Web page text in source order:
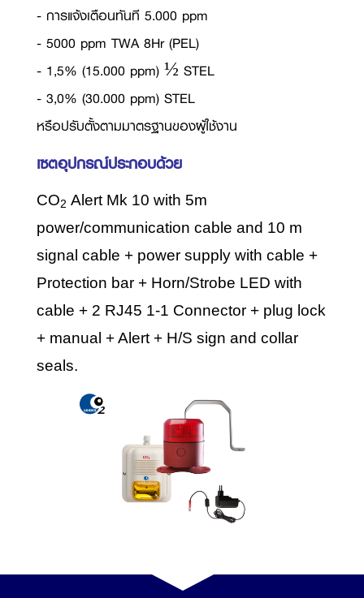
- การแจ้งเตือนทันที 5.000 ppm
- 5000 ppm TWA 8Hr (PEL)
- 1,5% (15.000 ppm) ½ STEL
- 3,0% (30.000 ppm) STEL
หรือปรับตั้งตามมาตรฐานของผู้ใช้งาน
เซตอุปกรณ์ประกอบด้วย
CO2 Alert Mk 10 with 5m
power/communication cable and 10 m
signal cable + power supply with cable +
Protection bar + Horn/Strobe LED with
cable + 2 RJ45 1‐1 Connector + plug lock
+ manual + Alert + H/S sign and collar
seals.